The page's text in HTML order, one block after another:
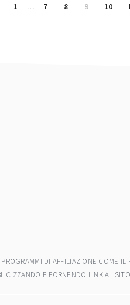
Page
1 … Page
7 Page
8 Page
9 Page
10
DI AFFILIAZIONE COME
E FORNENDO LINK AL